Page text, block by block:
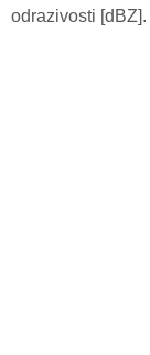
odrazivosti [dBZ].